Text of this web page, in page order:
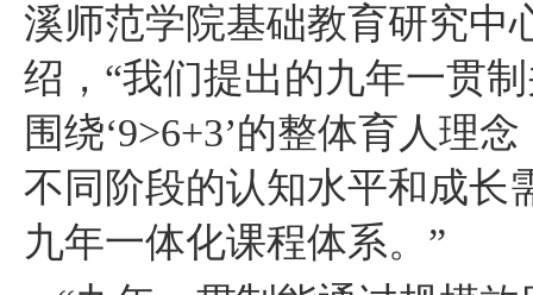
溪师范学院基础教育研究中
绍，“我们提出的九年一贯
围绕‘9>6+3’的整体育人理
不同阶段的认知水平和成长
九年一体化课程体系。”